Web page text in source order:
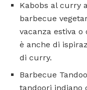
Kabobs al curry
barbecue
vacanza estiva o
è anche di
di curry.
Barbecue
tandoori indiano